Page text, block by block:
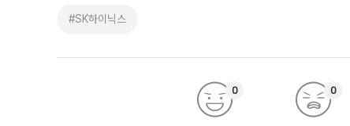
#SK하이닉스
0 0